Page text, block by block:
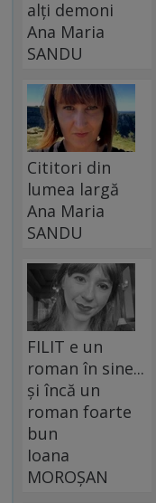
alți demoni
Ana Maria
SANDU
Cititori din
lumea largă
Ana Maria
SANDU
FILIT e un
roman în sine...
și încă un
roman foarte
bun
Ioana
MOROȘAN